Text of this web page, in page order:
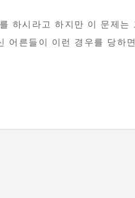
하시라고 하지만 이 문제는
어른들이 이런 경우를 당하